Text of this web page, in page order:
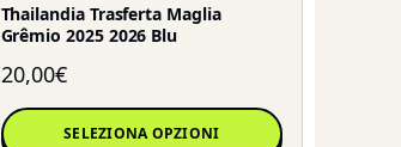
Thailandia Trasferta Maglia
Grêmio 2025 2026 Blu
20,00€
SELEZIONA OPZIONI